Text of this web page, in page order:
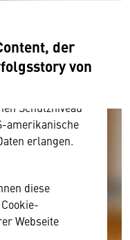
der
von
zu Geräten
US-
dem EU-
Schutzniveau
amerikanische
erlangen.
diese
Webseite